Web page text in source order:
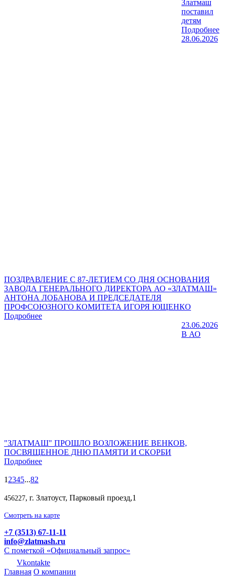
Златмаш
поставил
детям
Подробнее
28.06.2026
ПОЗДРАВЛЕНИЕ С 87-ЛЕТИЕМ СО ДНЯ ОСНОВАНИЯ
ЗАВОДА ГЕНЕРАЛЬНОГО ДИРЕКТОРА АО «ЗЛАТМАШ»
АНТОНА ЛОБАНОВА И ПРЕДСЕДАТЕЛЯ
ПРОФСОЮЗНОГО КОМИТЕТА ИГОРЯ ЮЩЕНКО
Подробнее
23.06.2026
В АО
"ЗЛАТМАШ" ПРОШЛО ВОЗЛОЖЕНИЕ ВЕНКОВ,
ПОСВЯЩЕННОЕ ДНЮ ПАМЯТИ И СКОРБИ
Подробнее
1 2345...82
456227, г. Златоуст, Парковый проезд,1
Смотреть на карте
+7 (3513) 67-11-11
info@zlatmash.ru
С пометкой «Официальный запрос»
Vkontakte
Главная О компании